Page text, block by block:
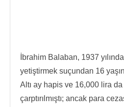
İbrahim Balaban, 1937
yetiştirmek suçundan 16
Altı ay hapis ve 16,000 lira da
çarptırılmıştı; ancak para